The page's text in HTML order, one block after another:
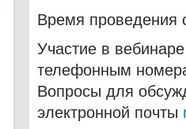
Время проведения
Участие в
телефонным
Вопросы для
электронной почты